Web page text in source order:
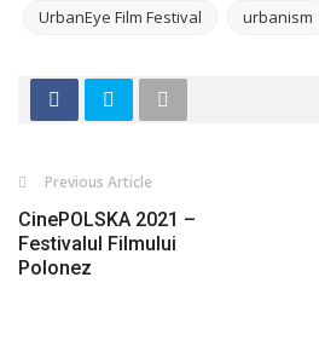
UrbanEye Film Festival urbanism
Previous Article
CinePOLSKA 2021 –
Festivalul Filmului
Polonez